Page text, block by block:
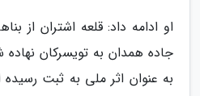
او ادامه داد: قلعه اشتران از
به عنوان اثر ملی به ثبت